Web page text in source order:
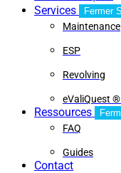
Services
Fermer
Maintenance
ESP
Revolving
eValiQuest
Ressources
FAQ
Guides
Contact